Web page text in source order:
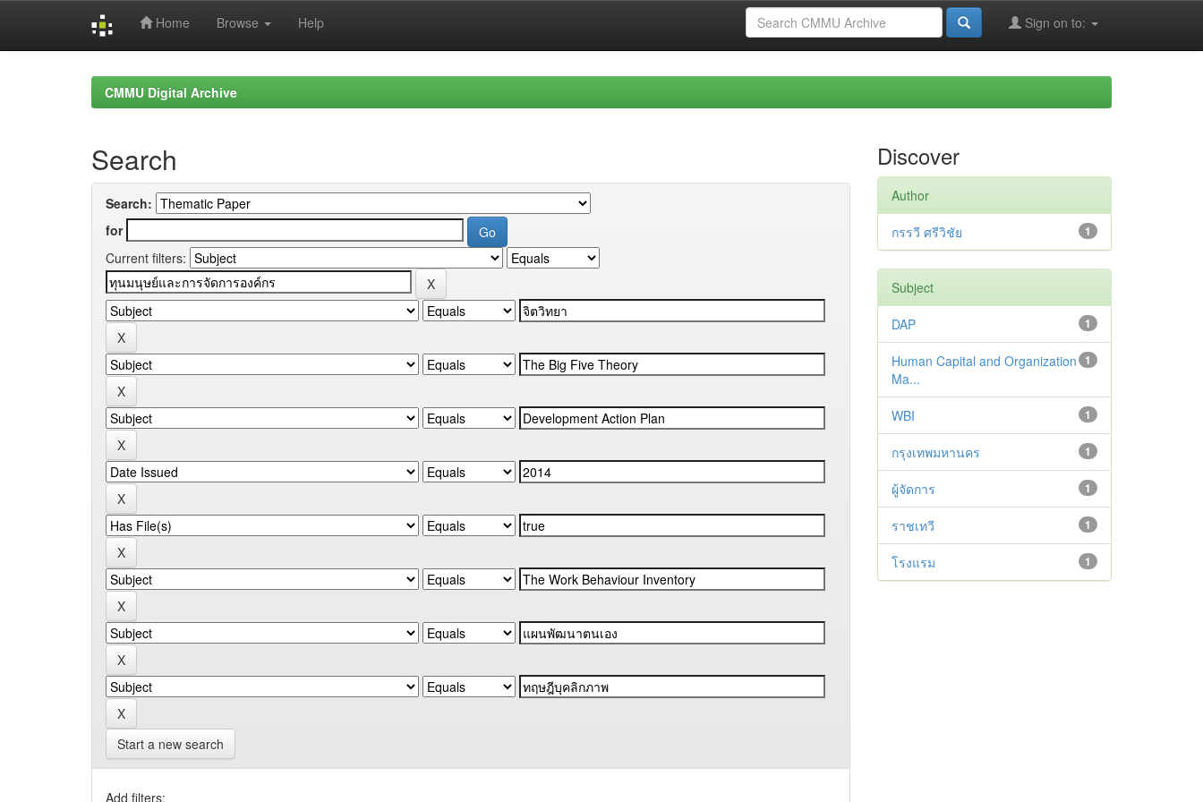
Home Browse Help Sign on to:
CMMU Digital Archive
Search
Search:
for
Current filters:
Start a new search
Add filters:
Discover
Author
1
กรรวี ศรีวิชัย
Subject
1
DAP
1
Human Capital and Organization
Ma...
1
WBI
1
กรุงเทพมหานคร
1
ผู้จัดการ
1
ราชเทวี
1
โรงแรม